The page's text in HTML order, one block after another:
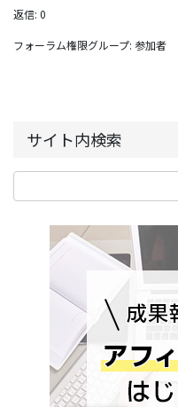
返信: 0
フォーラム権限グループ: 参加者
サイト内検索